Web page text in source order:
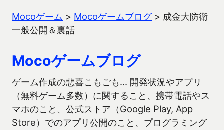
Mocoゲーム > Mocoゲームブログ> 成金大防衛
一般公開＆裏話
Mocoゲームブログ
ゲーム作成の悲喜こもごも… 開発状況やアプリ
（無料ゲーム多数）に関すること、携帯電話やス
マホのこと、公式ストア（Google Play, App
Store）でのアプリ公開のこと、プログラミング